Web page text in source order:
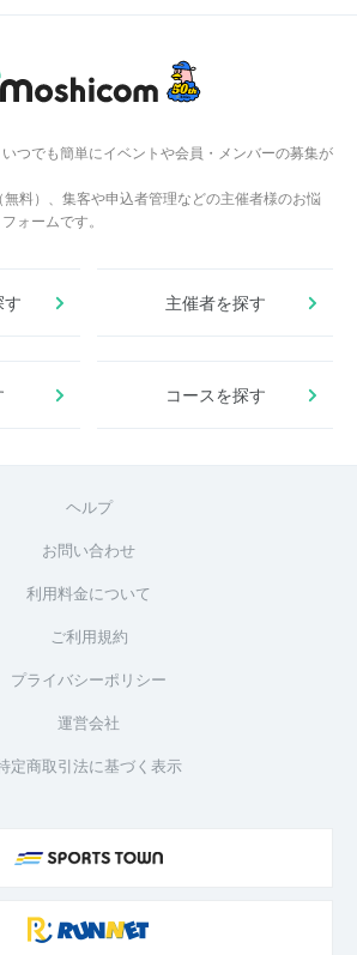
いつでも簡単にイベントや会員・メンバーの募集が
料）、集客や申込者管理などの主催者様のお悩
ォームです。
す 主催者を探す
コースを探す
ヘルプ
お問い合わせ
利用料金について
ご利用規約
プライバシーポリシー
運営会社
定商取引法に基づく表示